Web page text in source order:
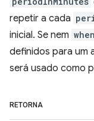
repetir a cada
inicial. Se nem when
definidos para um
será usado como
RETORNA